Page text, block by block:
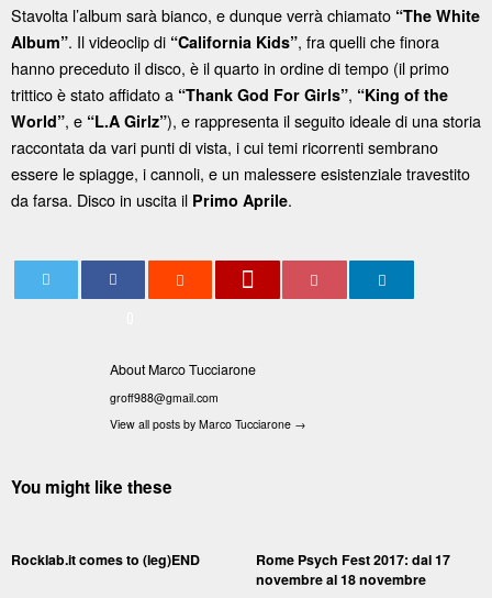
Stavolta l’album sarà bianco, e dunque verrà chiamato “The White
Album”. Il videoclip di “California Kids”, fra quelli che finora
hanno preceduto il disco, è il quarto in ordine di tempo (il primo
trittico è stato affidato a “Thank God For Girls”, “King of the
World”, e “L.A Girlz”), e rappresenta il seguito ideale di una storia
raccontata da vari punti di vista, i cui temi ricorrenti sembrano
essere le spiagge, i cannoli, e un malessere esistenziale travestito
da farsa. Disco in uscita il Primo Aprile.
About Marco Tucciarone
groff988@gmail.com
View all posts by Marco Tucciarone →
You might like these
Rocklab.it comes to (leg)END
Rome Psych Fest 2017: dal 17
novembre al 18 novembre